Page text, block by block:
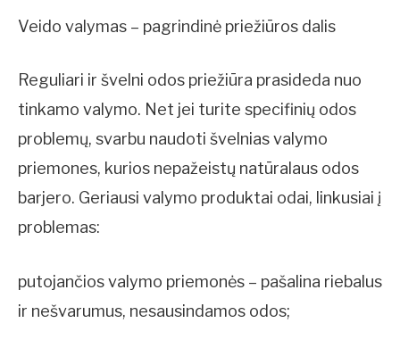
Veido valymas – pagrindinė priežiūros dalis
Reguliari ir švelni odos priežiūra prasideda nuo
tinkamo valymo. Net jei turite specifinių odos
problemų, svarbu naudoti švelnias valymo
priemones, kurios nepažeistų natūralaus odos
barjero. Geriausi valymo produktai odai, linkusiai į
problemas:
putojančios valymo priemonės – pašalina riebalus
ir nešvarumus, nesausindamos odos;